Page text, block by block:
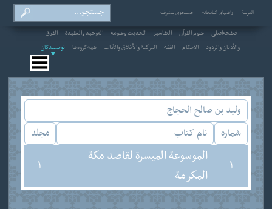
العربیة راهنمای کتابخانه جستجوی پیشرفته
صفحه‌اصلی علوم القرآن التفاسير الحديث وعلومه التوحيد والعقيدة
الفرق
والأديان والردود
الاحکام الفقه التزكية والأخلاق والآداب همه‌گروه‌ها نویسندگان
وليد بن صالح الحجاج
شماره
نام کتاب مجلد
1
الموسوعة الميسرة لقاصد مكة
المكرمة
1